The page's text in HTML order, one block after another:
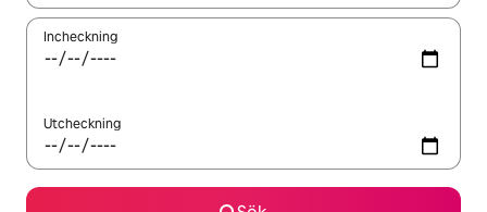
Incheckning
Utcheckning